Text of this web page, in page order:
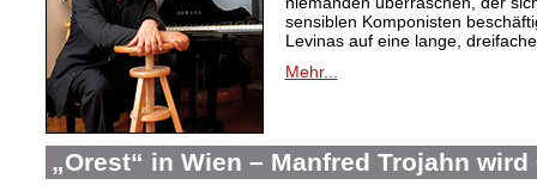
sensiblen Komponisten
Levinas auf eine lange,
Mehr...
„Orest“ in Wien – Manfred Trojahn wird